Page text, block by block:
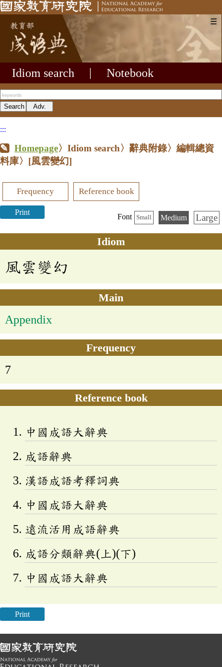
☰
Idiom search Notebook
:::
Homepage〉Idiom search〉辭典附錄〉編輯總資
料庫〉 [風雲變幻]
Frequency Reference book
Print
Font Small Medium Large
Idiom
風雲變幻
Main
Appendix
Frequency
7
Reference book
中國成語大辭典
成語辭典
漢語成語考釋詞典
中國成語大辭典
遠流活用成語辭典
成語分類辭典(上)(下)
中國成語大辭典
Print